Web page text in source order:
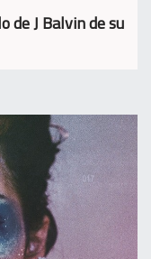
de J Balvin de su